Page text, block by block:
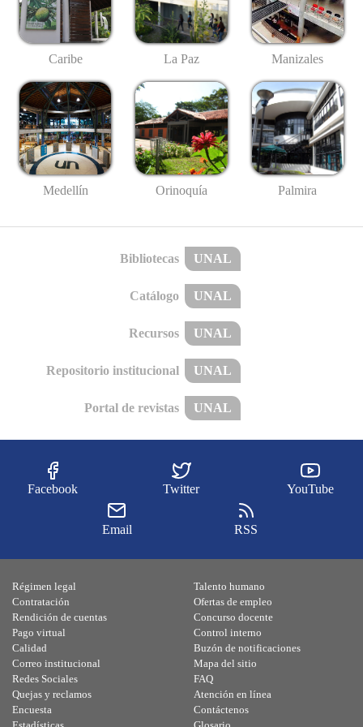
Caribe La Paz Manizales
Medellín Orinoquía Palmira
Bibliotecas UNAL
Catálogo UNAL
Recursos UNAL
Repositorio institucional UNAL
Portal de revistas UNAL
Facebook Twitter YouTube
Email RSS
Régimen legal
Contratación
Rendición de cuentas
Pago virtual
Calidad
Talento humano
Ofertas de empleo
Concurso docente
Control interno
Buzón de notificaciones
Correo institucional
Redes Sociales
Quejas y reclamos
Encuesta
Mapa del sitio
FAQ
Atención en línea
Contáctenos